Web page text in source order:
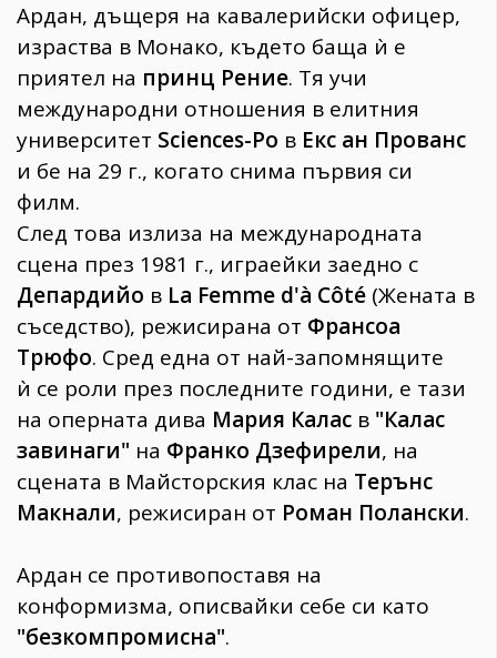
Ардан, дъщеря на кавалерийски офицер,
израства в Монако, където баща ѝ е
приятел на принц Рение. Тя учи
международни отношения в елитния
университет Sciences-Po в Екс ан Прованс
и бе на 29 г., когато снима първия си
филм.
След това излиза на международната
сцена през 1981 г., играейки заедно с
Депардийо в La Femme d'à Côté (Жената в
съседство), режисирана от Франсоа
Трюфо. Сред една от най-запомнящите
ѝ се роли през последните години, е тази
на оперната дива Мария Калас в "Калас
завинаги" на Франко Дзефирели, на
сцената в Майсторския клас на Терънс
Макнали, режисиран от Роман Полански.
Ардан се противопоставя на
конформизма, описвайки себе си като
"безкомпромисна".